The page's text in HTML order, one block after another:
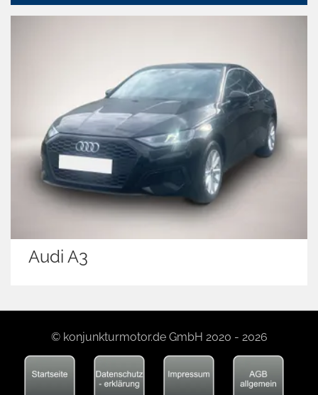
Audi A3
© konjunkturmotor.de GmbH 2020 - 2026